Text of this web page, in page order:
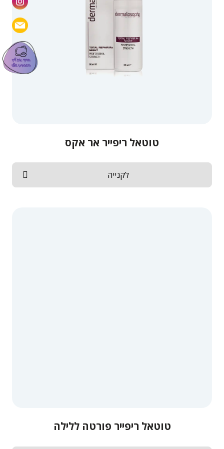
טוטאל ריפייר אר אקס
לקנייה
טוטאל ריפייר פורטה ללילה